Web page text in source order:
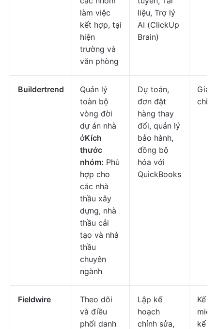
làm việc
kết hợp, tại
hiện
trường và
văn phòng
liệu, Trợ lý
AI (ClickUp
Brain)
Buildertrend
Quản lý
toàn bộ
vòng đời
dự án nhà
ởKích
thước
nhóm: Phù
hợp cho
các nhà
thầu xây
dựng, nhà
thầu cải
tạo và nhà
thầu
chuyên
ngành
Dự toán,
đơn đặt
hàng thay
đổi, quản lý
bảo hành,
đồng bộ
hóa với
QuickBooks
Giá
chỉnh
Fieldwire
Theo dõi
và điều
phối danh
Lập kế
hoạch
chỉnh sửa,
Kế
kế